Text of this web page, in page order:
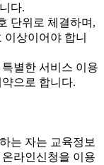
다.
단위로 체결하며,
상이어야 합니
별한 서비스 이용
으로 합니다.
는 자는 교육정보
라인신청을 이용